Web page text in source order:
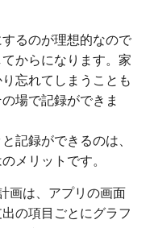
るのが理想的なので
からになります。家
忘れてしまうことも
場で記録ができま
記録ができるのは、
メリットです。
画は、アプリの画面
の項目ごとにグラフ